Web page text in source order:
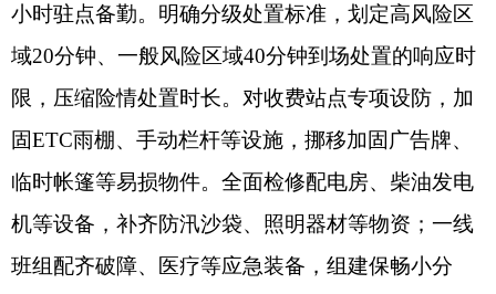
小时驻点备勤。明确分级处置标准，划定高风险区
域20分钟、一般风险区域40分钟到场处置的响应时
限，压缩险情处置时长。对收费站点专项设防，加
固ETC雨棚、手动栏杆等设施，挪移加固广告牌、
临时帐篷等易损物件。全面检修配电房、柴油发电
机等设备，补齐防汛沙袋、照明器材等物资；一线
班组配齐破障、医疗等应急装备，组建保畅小分